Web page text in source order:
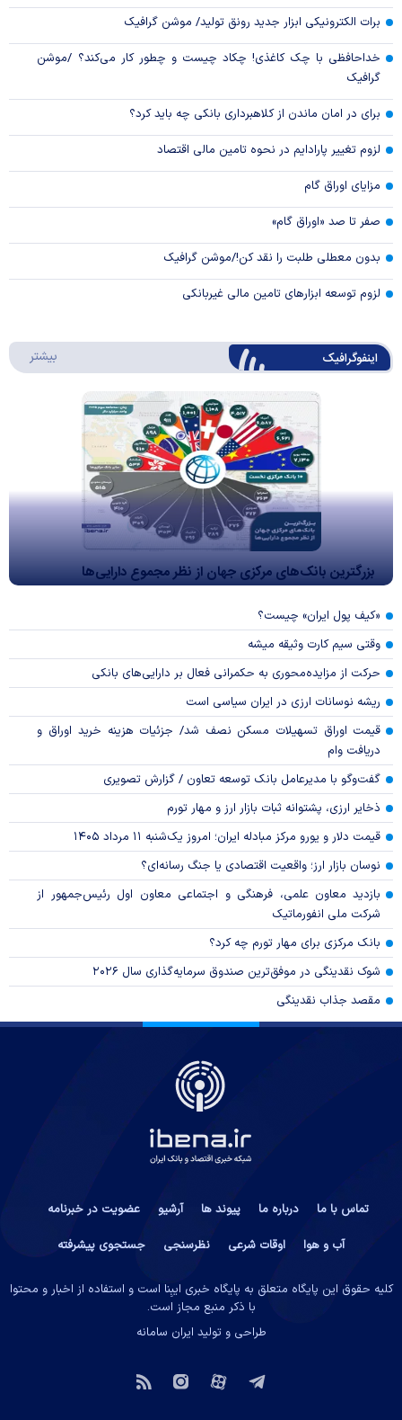
برات الکترونیکی ابزار جدید رونق تولید/ موشن گرافیک
خداحافظی با چک کاغذی! چکاد چیست و چطور کار می‌کند؟ /موشن
گرافیک
برای در امان ماندن از کلاهبرداری بانکی چه باید کرد؟
لزوم تغییر پارادایم در نحوه تامین مالی اقتصاد
مزایای اوراق گام
صفر تا صد «اوراق گام»
بدون معطلی طلبت را نقد کن!/موشن گرافیک
لزوم توسعه ابزارهای تامین مالی غیربانکی
اینفوگرافیک بیشتر
بزرگترین بانک‌های مرکزی جهان از نظر مجموع دارایی‌ها
«کیف پول ایران» چیست؟
وقتی سیم کارت وثیقه میشه
حرکت از مزایده‌محوری به حکمرانی فعال بر دارایی‌های بانکی
ریشه نوسانات ارزی در ایران سیاسی است
قیمت اوراق تسهیلات مسکن نصف شد/ جزئیات هزینه خرید اوراق و
دریافت وام
گفت‌وگو با مدیرعامل بانک توسعه تعاون / گزارش تصویری
ذخایر ارزی، پشتوانه ثبات بازار ارز و مهار تورم
قیمت دلار و یورو مرکز مبادله ایران؛ امروز یک‌شنبه ۱۱ مرداد ۱۴۰۵
نوسان بازار ارز؛ واقعیت اقتصادی یا جنگ رسانه‌ای؟
بازدید معاون علمی، فرهنگی و اجتماعی معاون اول رئیس‌جمهور از
شرکت ملی انفورماتیک
بانک مرکزی برای مهار تورم چه کرد؟
شوک نقدینگی در موفق‌ترین صندوق سرمایه‌گذاری سال ۲۰۲۶
مقصد جذاب نقدینگی
تماس با ما درباره ما پیوند ها آرشیو
عضویت در خبرنامه
آب و هوا
اوقات شرعی نظرسنجی جستجوی پیشرفته
کلیه حقوق این پایگاه متعلق به پایگاه خبری ایبِنا است و استفاده از اخبار و محتوا
با ذکر منبع مجاز است.
طراحی و تولید ایران سامانه